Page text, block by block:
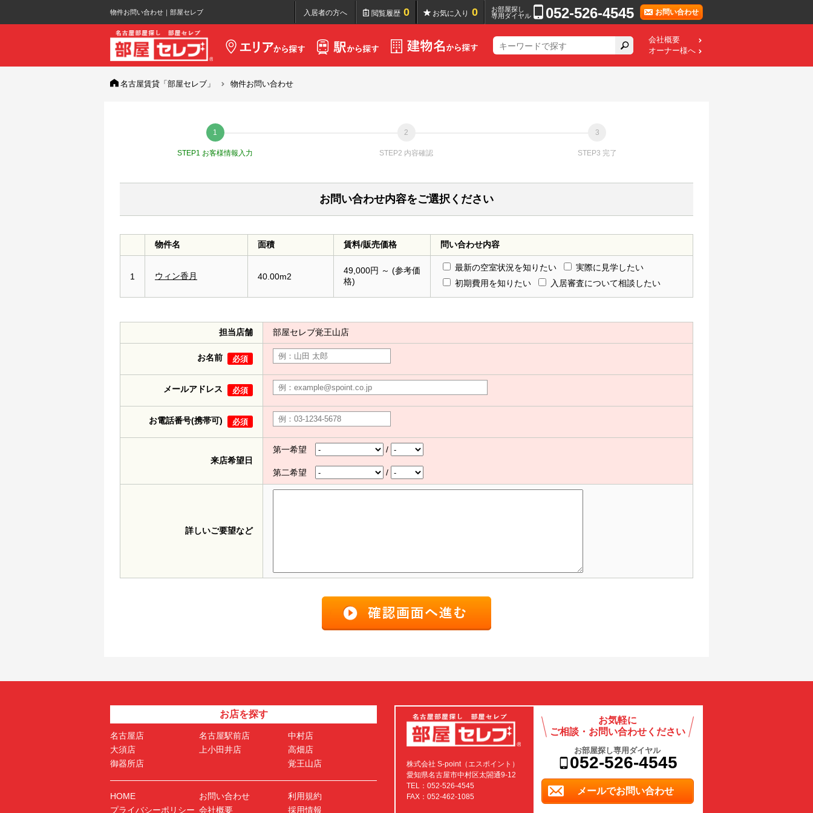
物件お問い合わせ｜部屋セレブ 入居者の方へ 閲覧履歴 0 お気に入り 0
お部屋探し
専用ダイヤル
052-526-4545 お問い合わせ
会社概要
オーナー様へ
名古屋賃貸「部屋セレブ」 物件お問い合わせ
STEP1 お客様情報入力 STEP2 内容確認 STEP3 完了
お問い合わせ内容をご選択ください
物件名 面積 賃料/販売価格 問い合わせ内容
1 ウィン香月 40.00m2
49,000円 ～ (参考価
格)
最新の空室状況を知りたい
実際に見学したい
初期費用を知りたい
入居審査について相談したい
担当店舗 部屋セレブ覚王山店
お名前 必須
メールアドレス 必須
お電話番号(携帯可) 必須
来店希望日
第一希望 /
第二希望 /
詳しいご要望など
お店を探す
名古屋店 名古屋駅前店
中村店
大須店
上小田井店
高畑店
御器所店
覚王山店
HOME お問い合わせ
利用規約
プライバシーポリシー 会社概要 採用情報
株式会社 S-point（エスポイント）
愛知県名古屋市中村区太閤通9-12
TEL：052-526-4545
FAX：052-462-1085
お気軽に
ご相談・お問い合わせください
お部屋探し専用ダイヤル
052-526-4545
メールでお問い合わせ